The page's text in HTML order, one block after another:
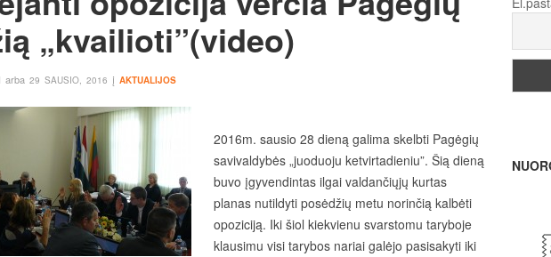
„kvailioti”(video)
arba 29 SAUSIO, 2016 į AKTUALIJOS
2016m. sausio 28 dieną galima skelbti Pagėgių
savivaldybės „juoduoju ketvirtadieniu”. Šią dieną
buvo įgyvendintas ilgai valdančiųjų kurtas
planas nutildyti posėdžių metu norinčią kalbėti
opoziciją. Iki šiol kiekvienu svarstomu taryboje
klausimu visi tarybos nariai galėjo pasisakyti iki